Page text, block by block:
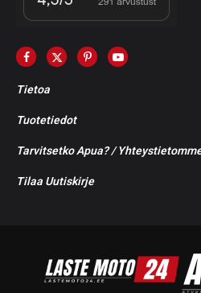
Tietoa
Tuotetiedot
Tarvitsetko Apua? /
Tilaa Uutiskirje